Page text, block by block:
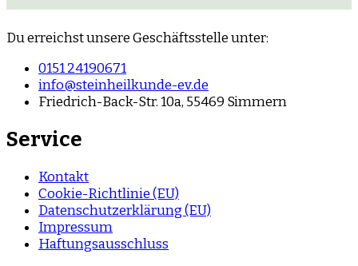
Du erreichst unsere Geschäftsstelle unter:
0151 24190671
info@steinheilkunde-ev.de
Friedrich-Back-Str. 10a, 55469 Simmern
Service
Kontakt
Cookie-Richtlinie (EU)
Datenschutzerklärung (EU)
Impressum
Haftungsausschluss